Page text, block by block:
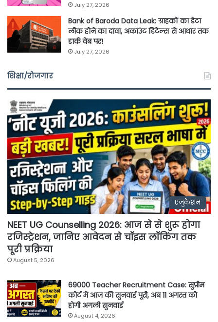
July 27, 2026
Bank of Baroda Data Leak: ग्राहकों का डेटा
लीक होने का दावा, अकाउंट डिटेल्स से आधार तक
डार्क वेब पर!
July 27, 2026
शिक्षा/रोजगार
एजुकेशन
NEET UG Counselling 2026: आज से से शुरू होगा
रजिस्ट्रेशन, जानिए आवेदन से चॉइस लॉकिंग तक
पूरी प्रक्रिया
August 5, 2026
69000 Teacher Recruitment Case: सुप्रीम
कोर्ट में आज की सुनवाई पूरी, अब 11 अगस्त को
होगी अगली सुनवाई
August 4, 2026